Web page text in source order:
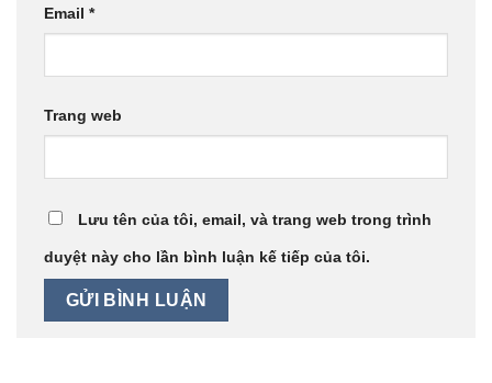
Email *
Trang web
Lưu tên của tôi, email, và trang web trong trình
duyệt này cho lần bình luận kế tiếp của tôi.